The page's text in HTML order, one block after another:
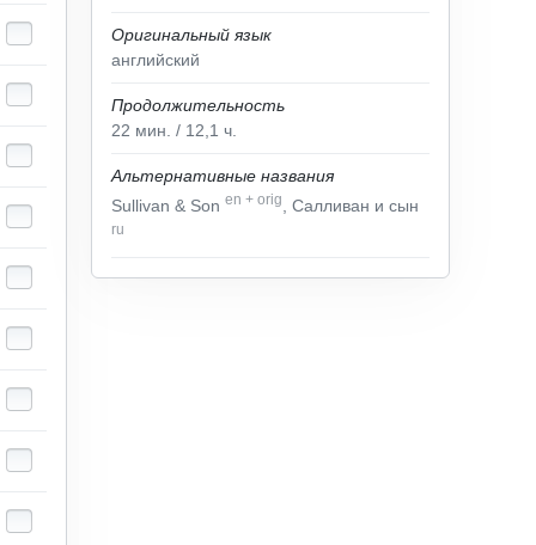
Оригинальный язык
английский
Продолжительность
22 мин. / 12,1 ч.
Альтернативные названия
Sullivan & Son en + orig , Салливан и сын
ru